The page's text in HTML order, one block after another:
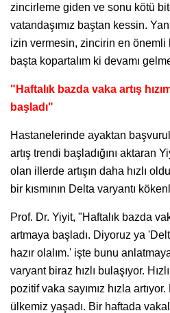
zincirleme giden ve sonu kötü
vatandaşımız baştan kessin.
izin vermesin, zincirin en önemli
başta kopartalım ki devamı
"Haftalık bazda vaka artış
başladı"
Hastanelerinde ayaktan
artış trendi başladığını aktaran
olan illerde artışın daha hızlı
bir kısmının Delta varyantı
Prof. Dr. Yiyit, "Haftalık bazda
artmaya başladı. Diyoruz ya
hazır olalım.' işte bunu
varyant biraz hızlı bulaşıyor.
pozitif vaka sayımız hızla
ülkemiz yaşadı. Bir haftada